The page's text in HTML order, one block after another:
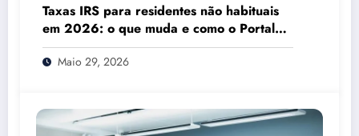
Taxas IRS para residentes não habituais
em 2026: o que muda e como o Portal
das Finanças pode ajudar
Maio 29, 2026